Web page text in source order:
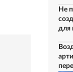
Не
для